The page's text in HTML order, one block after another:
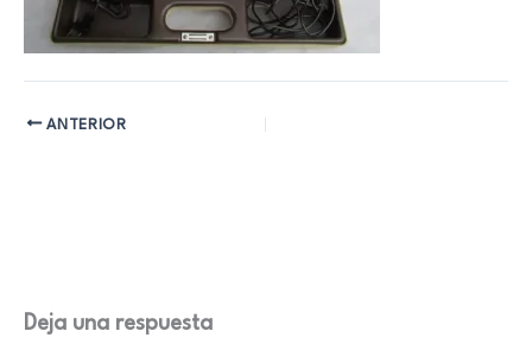
ANTERIOR
Deja una respuesta